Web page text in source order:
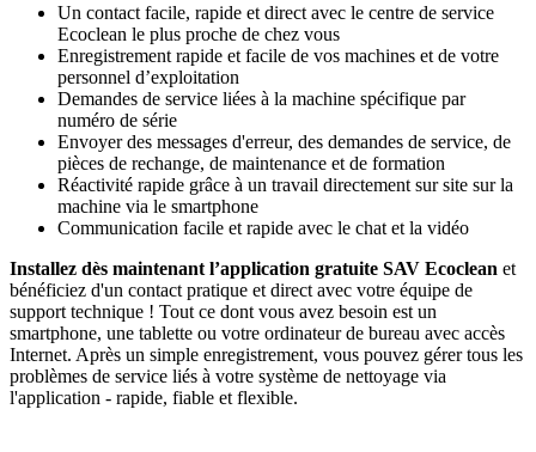
Un contact facile, rapide et direct avec le centre de service
Ecoclean le plus proche de chez vous
Enregistrement rapide et facile de vos machines et de votre
personnel d’exploitation
Demandes de service liées à la machine spécifique par
numéro de série
Envoyer des messages d'erreur, des demandes de service, de
pièces de rechange, de maintenance et de formation
Réactivité rapide grâce à un travail directement sur site sur la
machine via le smartphone
Communication facile et rapide avec le chat et la vidéo
Installez dès maintenant l’application gratuite SAV Ecoclean et
bénéficiez d'un contact pratique et direct avec votre équipe de
support technique ! Tout ce dont vous avez besoin est un
smartphone, une tablette ou votre ordinateur de bureau avec accès
Internet. Après un simple enregistrement, vous pouvez gérer tous les
problèmes de service liés à votre système de nettoyage via
l'application - rapide, fiable et flexible.